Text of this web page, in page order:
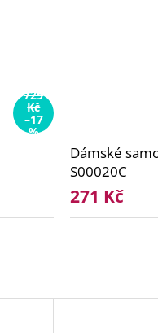
729
Kč
–17
%
Dámské
S00020C
271 Kč